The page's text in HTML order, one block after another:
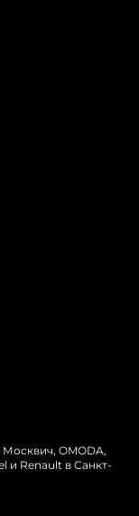
OMODA,
и Renault в Санкт-